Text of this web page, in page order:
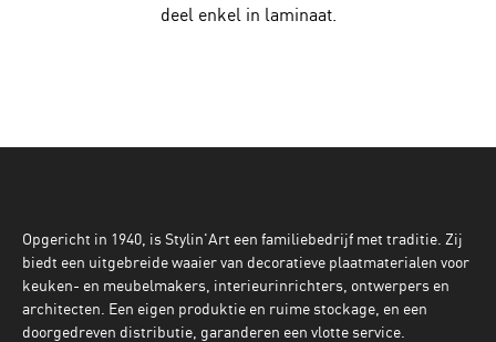
deel enkel in laminaat.
Opgericht in 1940, is Stylin'Art een familiebedrijf met traditie. Zij
biedt een uitgebreide waaier van decoratieve plaatmaterialen voor
keuken- en meubelmakers, interieurinrichters, ontwerpers en
architecten. Een eigen produktie en ruime stockage, en een
doorgedreven distributie, garanderen een vlotte service.